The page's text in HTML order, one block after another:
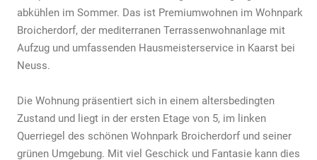
zu
verkaufen
oder
Zweitwohnung
abkühlen im Sommer. Das ist Premiumwohnen im Wohnpark
Broicherdorf, der mediterranen Terrassenwohnanlage mit
Aufzug und umfassenden Hausmeisterservice in Kaarst bei
Neuss.
Die Wohnung präsentiert sich in einem altersbedingten
Zustand und liegt in der ersten Etage von 5, im linken
Querriegel des schönen Wohnpark Broicherdorf und seiner
grünen Umgebung. Mit viel Geschick und Fantasie kann dies